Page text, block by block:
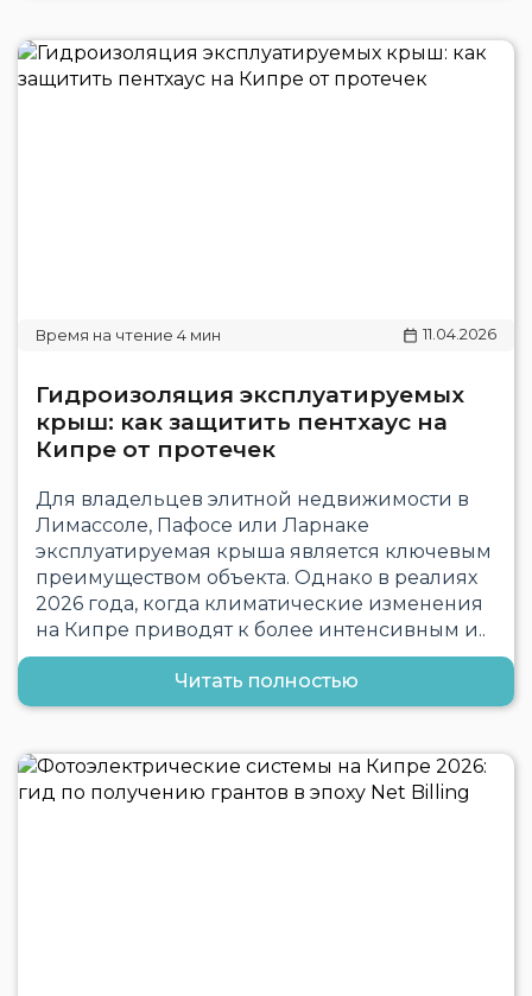
11.04.2026
Гидроизоляция эксплуатируемых
крыш: как защитить пентхаус на
Кипре от протечек
Для владельцев элитной недвижимости в
Лимассоле, Пафосе или Ларнаке
эксплуатируемая крыша является ключевым
преимуществом объекта. Однако в реалиях
2026 года, когда климатические изменения
на Кипре приводят к более интенсивным и..
Читать полностью